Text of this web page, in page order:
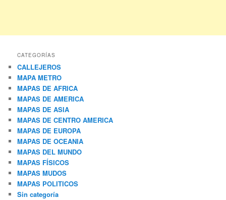
CATEGORÍAS
CALLEJEROS
MAPA METRO
MAPAS DE AFRICA
MAPAS DE AMERICA
MAPAS DE ASIA
MAPAS DE CENTRO AMERICA
MAPAS DE EUROPA
MAPAS DE OCEANIA
MAPAS DEL MUNDO
MAPAS FÍSICOS
MAPAS MUDOS
MAPAS POLITICOS
Sin categoría